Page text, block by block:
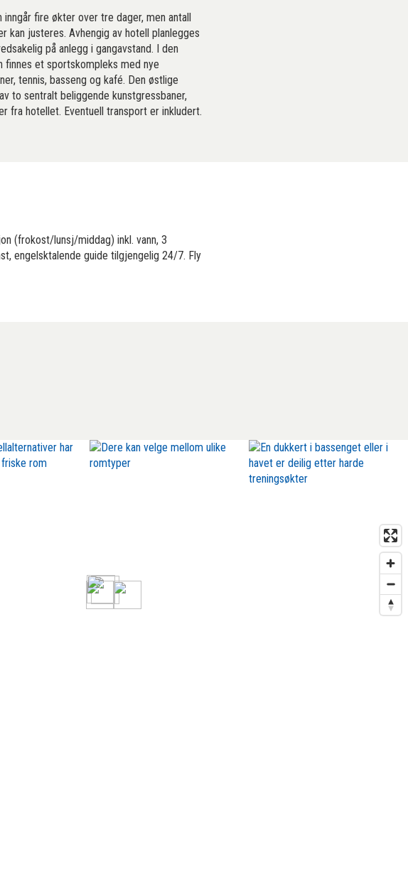
inngår fire økter over tre dager, men antall
kan justeres. Avhengig av hotell planlegges
på anlegg i gangavstand. I den
finnes et sportskompleks med nye
tennis, basseng og kafé. Den østlige
to sentralt beliggende kunstgressbaner,
fra hotellet. Eventuell transport er inkludert.
(frokost/lunsj/middag) inkl. vann, 3
engelsktalende guide tilgjengelig 24/7. Fly